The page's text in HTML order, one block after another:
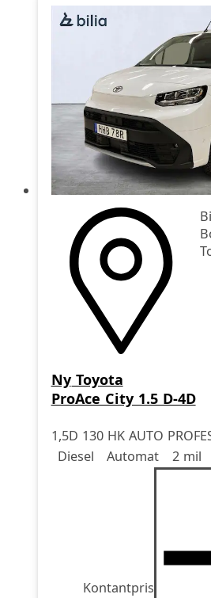
Ny Toyota
ProAce City 1.5 D-4D
1,5D 130 HK AUTO
Drivmedel
Diesel
DrivmedelAutomat
Miltal 2 mil
årsmodell
Kontantpris